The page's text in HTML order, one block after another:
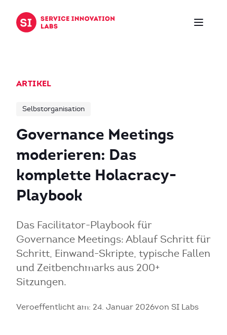
ARTIKEL
Selbstorganisation
Governance Meetings
moderieren: Das
komplette Holacracy-
Playbook
Das Facilitator-Playbook für
Governance Meetings: Ablauf Schritt für
Schritt, Einwand-Skripte, typische Fallen
und Zeitbenchmarks aus 200+
Sitzungen.
Veroeffentlicht am: 24. Januar 2026von SI Labs